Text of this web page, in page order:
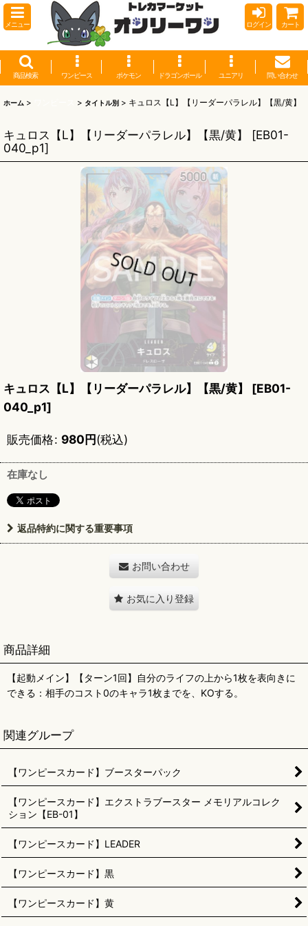
メニュー ログイン カート
商品検索 ワンピース ポケモン ドラゴンボール ユニアリ 問い合わせ
ホーム > > タイトル別 > キュロス【L】【リーダーパラレル】【黒/黄】
キュロス【L】【リーダーパラレル】【黒/黄】 [EB01-
040_p1]
キュロス【L】【リーダーパラレル】【黒/黄】 [EB01-
040_p1]
販売価格: 980円(税込)
在庫なし
返品特約に関する重要事項
お問い合わせ
お気に入り登録
商品詳細
【起動メイン】【ターン1回】自分のライフの上から1枚を表向きに
できる：相手のコスト0のキャラ1枚までを、KOする。
関連グループ
【ワンピースカード】ブースターパック
【ワンピースカード】エクストラブースター メモリアルコレク
ション【EB-01】
【ワンピースカード】LEADER
【ワンピースカード】黒
【ワンピースカード】黄